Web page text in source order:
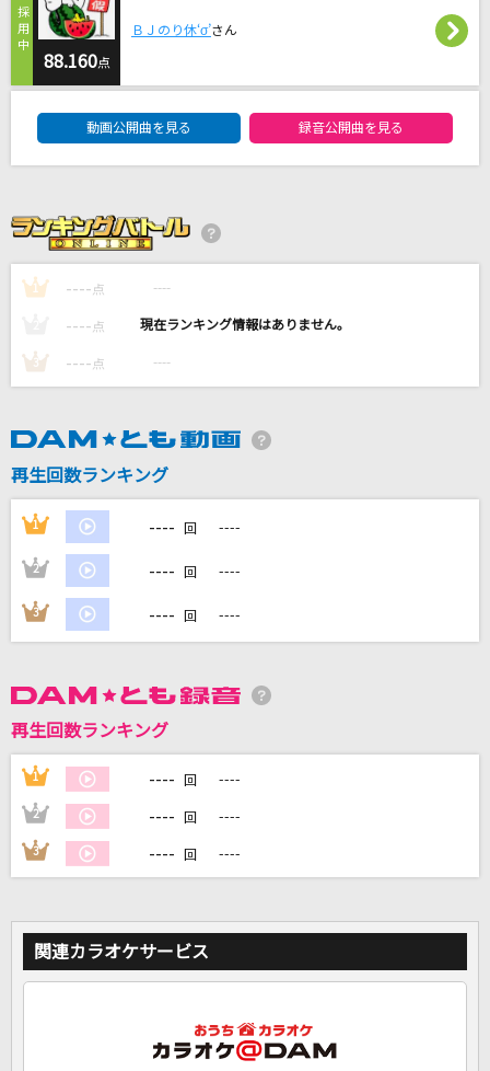
One Direction
友よ～この先もずっと…
群青サバイバル
小松未可子
Paradise
NiziU
玉置成実
花束のかわりにメロディーを
清水翔太
DAMに会員登録・ログインして
家族や友達と一緒に！練習にも！
88.160点
ＢＪのり休‘σ’さん
動画公開曲を見る 録音公開曲を見る
1 ---- 点 ----
---- 点 ----
3 ---- 点 ----
再生回数ランキング
1 ---- 回 ----
2 ---- 回 ----
3 ---- 回 ----
再生回数ランキング
1 ---- 回 ----
2 ---- 回 ----
3 ---- 回 ----
関連カラオケサービス